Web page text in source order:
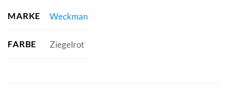
MARKE Weckman
FARBE Ziegelrot